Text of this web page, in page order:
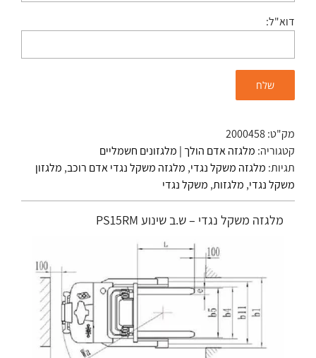
דוא"ל:
מק"ט:2000458
קטגוריה: מלגזה אדם הולך | מלגזונים חשמליים
תגיות: מלגזה משקל נגדי, מלגזה משקל נגדי אדם רוכב, מלגזון
משקל נגדי, מלגזות, משקל נגדי
מלגזה משקל נגדי – ש.ב שינוע PS15RM